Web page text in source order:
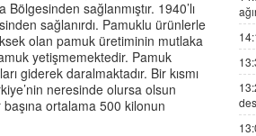
sağlanmıştır. 1940’lı
sağlanırdı. Pamuklu ürünlerle
olan pamuk üretiminin mutlaka
yetişmemektedir. Pamuk
giderek daralmaktadır. Bir kısmı
neresinde olursa olsun
ortalama 500 kilonun